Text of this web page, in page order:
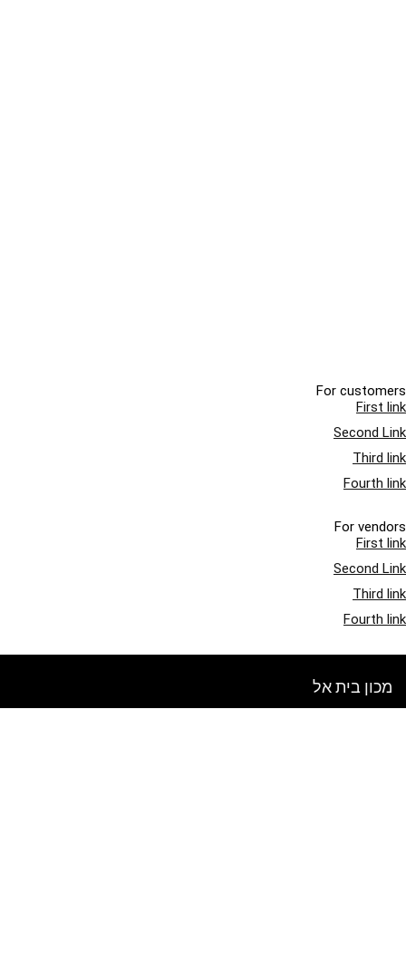
For customers
First link
Second Link
Third link
Fourth link
For vendors
First link
Second Link
Third link
Fourth link
מכון בית אל